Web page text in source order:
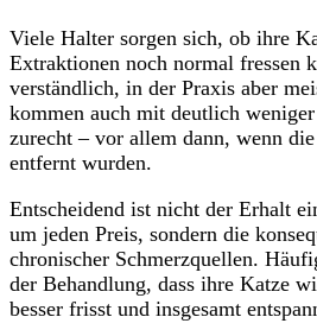
Viele Halter sorgen sich, ob ihre
Extraktionen noch normal fressen
verständlich, in der Praxis aber
kommen auch mit deutlich
zurecht – vor allem dann, wenn
entfernt wurden.
Entscheidend ist nicht der Erhalt
um jeden Preis, sondern die
chronischer Schmerzquellen.
der Behandlung, dass ihre Katze
besser frisst und insgesamt